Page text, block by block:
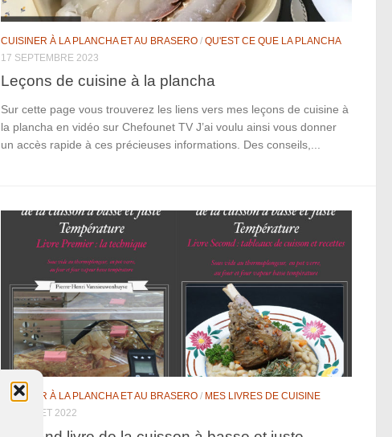
CUISINER À LA PLANCHA ET AU BRASERO / QU'EST CE QUE LA PLANCHA
17 SEPTEMBRE 2023
Leçons de cuisine à la plancha
Sur cette page vous trouverez les liens vers mes leçons de cuisine à
la plancha en vidéo sur Chefounet TV J’ai voulu ainsi vous donner
un accès rapide à ces précieuses informations. Des conseils,...
CUISINER À LA PLANCHA ET AU BRASERO / MES LIVRES DE CUISINE
13 JUILLET 2022